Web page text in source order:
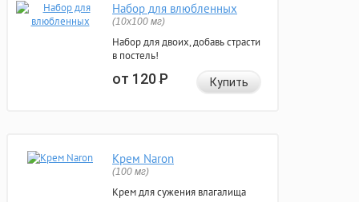
Набор для влюбленных
(10х100 мг)
Набор для двоих, добавь страсти
в постель!
от 120Р Купить
Крем Naron
(100 мг)
Крем для сужения влагалища